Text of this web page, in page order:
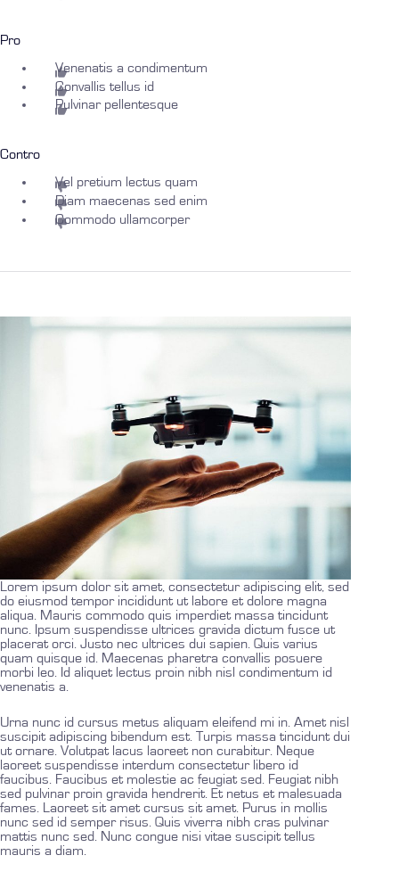
Pro
Venenatis a condimentum
Convallis tellus id
Pulvinar pellentesque
Contro
Vel pretium lectus quam
Diam maecenas sed enim
Commodo ullamcorper
Lorem ipsum dolor sit amet, consectetur adipiscing elit, sed
do eiusmod tempor incididunt ut labore et dolore magna
aliqua. Mauris commodo quis imperdiet massa tincidunt
nunc. Ipsum suspendisse ultrices gravida dictum fusce ut
placerat orci. Justo nec ultrices dui sapien. Quis varius
quam quisque id. Maecenas pharetra convallis posuere
morbi leo. Id aliquet lectus proin nibh nisl condimentum id
venenatis a.
Urna nunc id cursus metus aliquam eleifend mi in. Amet nisl
suscipit adipiscing bibendum est. Turpis massa tincidunt dui
ut ornare. Volutpat lacus laoreet non curabitur. Neque
laoreet suspendisse interdum consectetur libero id
faucibus. Faucibus et molestie ac feugiat sed. Feugiat nibh
sed pulvinar proin gravida hendrerit. Et netus et malesuada
fames. Laoreet sit amet cursus sit amet. Purus in mollis
nunc sed id semper risus. Quis viverra nibh cras pulvinar
mattis nunc sed. Nunc congue nisi vitae suscipit tellus
mauris a diam.